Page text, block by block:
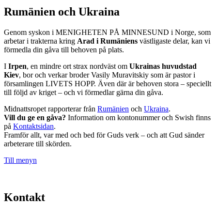
Rumänien och Ukraina
Genom syskon i MENIGHETEN PÅ MINNESUND i Norge, som
arbetar i trakterna kring Arad i Rumäniens västligaste delar, kan vi
förmedla din gåva till behoven på plats.
I Irpen, en mindre ort strax nordväst om Ukrainas huvudstad
Kiev, bor och verkar broder Vasily Muravitskiy som är pastor i
församlingen LIVETS HOPP. Även där är behoven stora – speciellt
till följd av kriget – och vi förmedlar gärna din gåva.
Midnattsropet rapporterar från Rumänien och Ukraina.
Vill du ge en gåva? Information om kontonummer och Swish finns
på Kontaktsidan.
Framför allt, var med och bed för Guds verk – och att Gud sänder
arbeterare till skörden.
Till menyn
Kontakt